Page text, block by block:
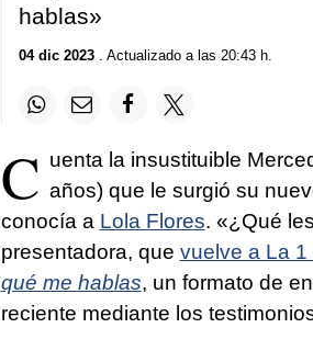
hablas»
04 dic 2023. Actualizado a las 20:43 h.
C uenta la insustituible
años) que le surgió su
conocía a Lola Flores. «¿Qué
presentadora, que vuelve a La
qué me hablas, un formato de
reciente mediante los